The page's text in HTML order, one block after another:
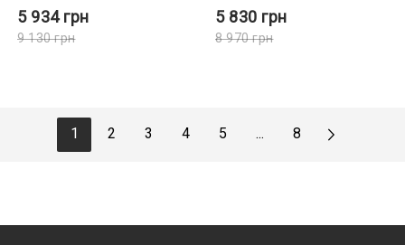
5 934грн
9 130грн
5 830 грн
8 970грн
1 2 3 4 5 ... 8